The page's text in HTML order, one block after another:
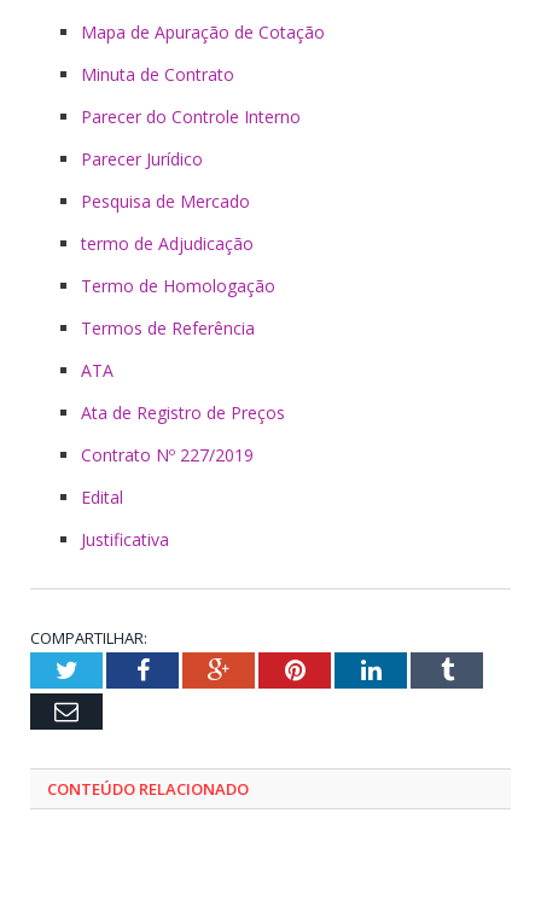
Mapa de Apuração de Cotação
Minuta de Contrato
Parecer do Controle Interno
Parecer Jurídico
Pesquisa de Mercado
termo de Adjudicação
Termo de Homologação
Termos de Referência
ATA
Ata de Registro de Preços
Contrato Nº 227/2019
Edital
Justificativa
COMPARTILHAR:
TwitterFacebookGoogle+PinterestLinkedInTumblr
Email
CONTEÚDO RELACIONADO